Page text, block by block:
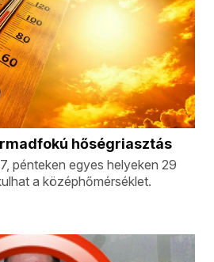
hőségriasztás
pénteken egyes helyeken 29
a középhőmérséklet.